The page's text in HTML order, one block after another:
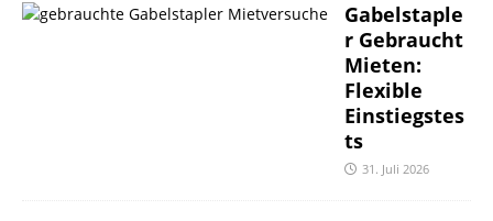
Gabelstaple
r Gebraucht
Mieten:
Flexible
Einstiegstes
ts
31. Juli 2026